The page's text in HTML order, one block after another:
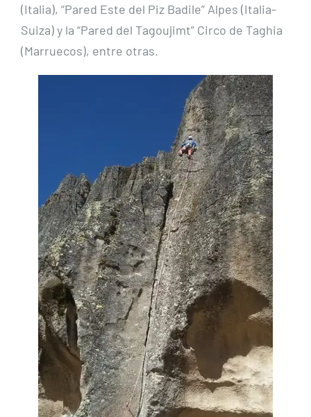
(Italia), “Pared Este del Piz Badile” Alpes (Italia-
Suiza) y la “Pared del Tagoujimt” Circo de Taghia
(Marruecos), entre otras.